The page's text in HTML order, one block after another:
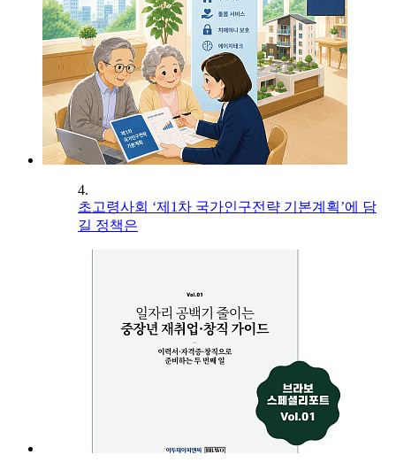
4.
초고령사회 ‘제1차 국가인구전략 기본계획’에 담
길 정책은